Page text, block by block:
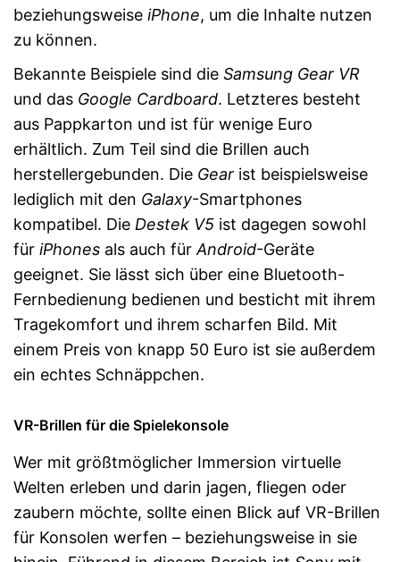
beziehungsweise iPhone, um die Inhalte nutzen
zu können.
Bekannte Beispiele sind die Samsung Gear VR
und das Google Cardboard. Letzteres besteht
aus Pappkarton und ist für wenige Euro
erhältlich. Zum Teil sind die Brillen auch
herstellergebunden. Die Gear ist beispielsweise
lediglich mit den Galaxy-Smartphones
kompatibel. Die Destek V5 ist dagegen sowohl
für iPhones als auch für Android-Geräte
geeignet. Sie lässt sich über eine Bluetooth-
Fernbedienung bedienen und besticht mit ihrem
Tragekomfort und ihrem scharfen Bild. Mit
einem Preis von knapp 50 Euro ist sie außerdem
ein echtes Schnäppchen.
VR-Brillen für die Spielekonsole
Wer mit größtmöglicher Immersion virtuelle
Welten erleben und darin jagen, fliegen oder
zaubern möchte, sollte einen Blick auf VR-Brillen
für Konsolen werfen – beziehungsweise in sie